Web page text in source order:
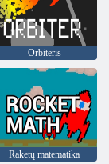
Orbiteris
Raketų matematika